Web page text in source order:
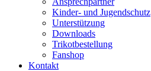
Kinder- und Jugendschutz
Unterstützung
Downloads
Trikotbestellung
Fanshop
Kontakt